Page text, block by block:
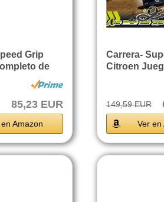
Grip
de
85,23 EUR
Amazon
Carrera-
Citroen
149,59 EUR
Ver en